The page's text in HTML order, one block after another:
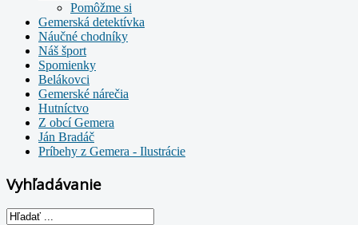
Pomôžme si
Gemerská detektívka
Náučné chodníky
Náš šport
Spomienky
Belákovci
Gemerské nárečia
Hutníctvo
Z obcí Gemera
Ján Bradáč
Príbehy z Gemera - Ilustrácie
Vyhľadávanie